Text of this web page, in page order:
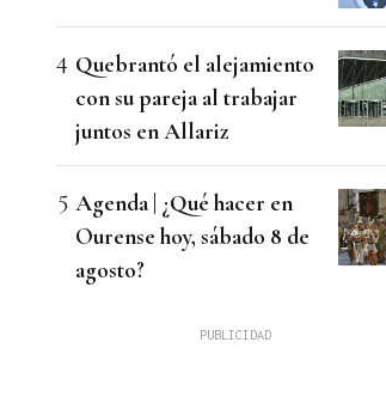
Quebrantó el alejamiento
con su pareja al trabajar
juntos en Allariz
Agenda | ¿Qué hacer en
Ourense hoy, sábado 8 de
agosto?